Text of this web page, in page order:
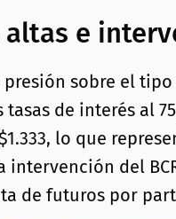
altas e
sobre el
tasas de interés al
lo que
del
de futuros por